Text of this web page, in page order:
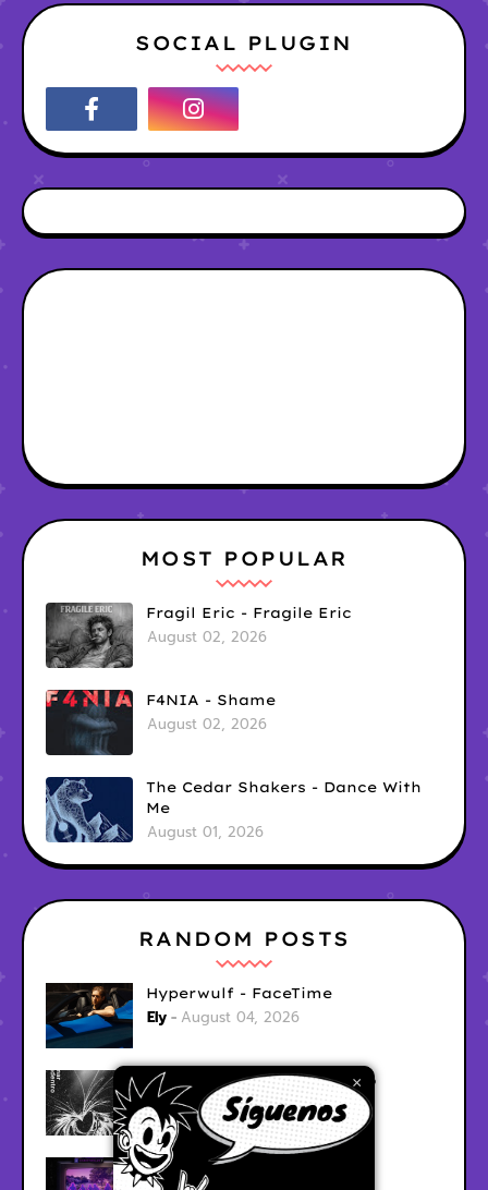
SOCIAL PLUGIN
×
MOST POPULAR
Fragil Eric - Fragile Eric
August 02, 2026
F4NIA - Shame
August 02, 2026
The Cedar Shakers - Dance With
Me
August 01, 2026
RANDOM POSTS
Hyperwulf - FaceTime
Ely August 04, 2026
BARRACÜDA - Mar Adentro
Ely August 04, 2026
CabinTwelve - Doing Fine